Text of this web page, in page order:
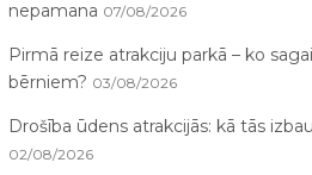
nepamana 07/08/2026
Pirmā reize atrakciju parkā – ko
bērniem? 03/08/2026
Drošība ūdens atrakcijās: kā tās
02/08/2026